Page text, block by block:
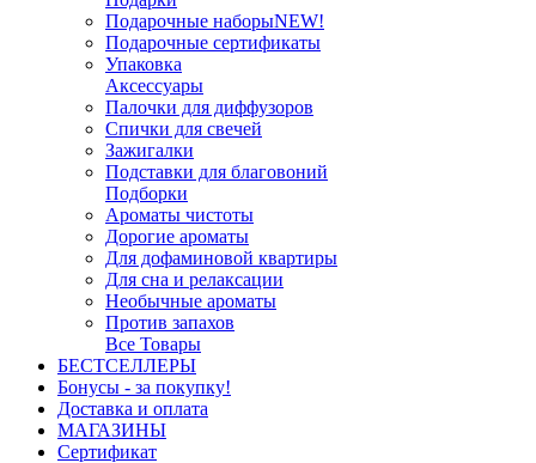
Подарочные наборыNEW!
Подарочные сертификаты
Упаковка
Аксессуары
Палочки для диффузоров
Спички для свечей
Зажигалки
Подставки для благовоний
Подборки
Ароматы чистоты
Дорогие ароматы
Для дофаминовой квартиры
Для сна и релаксации
Необычные ароматы
Против запахов
Все Товары
БЕСТСЕЛЛЕРЫ
Бонусы - за покупку!
Доставка и оплата
МАГАЗИНЫ
Cертификат